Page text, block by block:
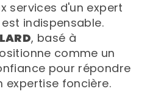
services d'un expert
indispensable.
, basé à
comme un
pour répondre
expertise foncière.